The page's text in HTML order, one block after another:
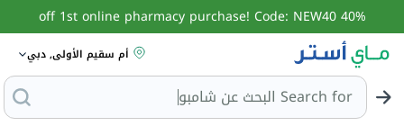
40% off 1st online pharmacy purchase! Code: NEW40
أم سقيم الأولى, دبي
Search for البحث